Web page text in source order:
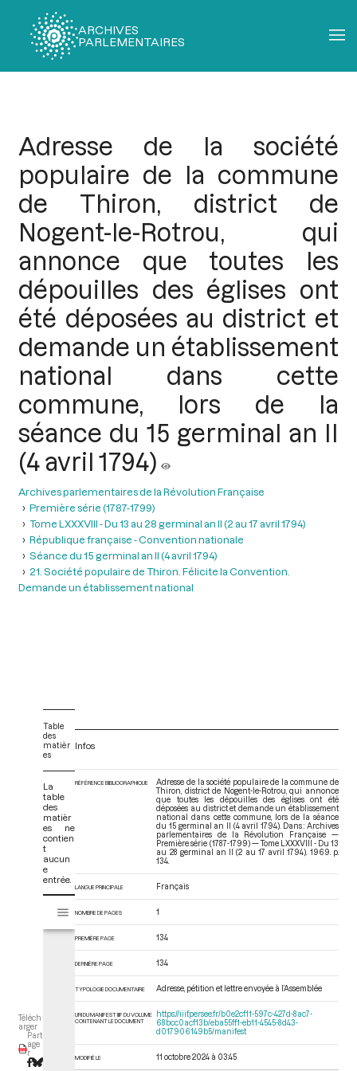
ARCHIVES
PARLEMENTAIRES
Adresse de la société
populaire de la commune
de Thiron, district de
Nogent-le-Rotrou, qui
annonce que toutes les
dépouilles des églises ont
été déposées au district et
demande un établissement
national dans cette
commune, lors de la
séance du 15 germinal an II
(4 avril 1794)
Archives parlementaires de la Révolution Française
Première série (1787-1799)
Tome LXXXVIII - Du 13 au 28 germinal an II (2 au 17 avril 1794)
République française - Convention nationale
Séance du 15 germinal an Il (4 avril 1794)
21. Société populaire de Thiron. Félicite la Convention.
Demande un établissement national
Téléch
arger
Part
age
r
Table
des
matièr
es
La
table
des
matièr
es ne
contien
t
aucun
e
entrée.
s
Tome LXXXVIII - Du 13 au 28 germinal an II (2 au 17 avril 1794)
Infos
RÉFÉRENCE BIBLIOGRAPHIQUE
Adresse de la société populaire de la commune de
Thiron, district de Nogent-le-Rotrou, qui annonce
que toutes les dépouilles des églises ont été
déposées au district et demande un établissement
national dans cette commune, lors de la séance
du 15 germinal an II (4 avril 1794). Dans : Archives
parlementaires de la Révolution Française —
Première série (1787-1799) — Tome LXXXVIII - Du 13
au 28 germinal an II (2 au 17 avril 1794) . 1969. p.
134.
LANGUE PRINCIPALE Français
NOMBRE DE PAGES 1
PREMIÈRE PAGE 134
DERNIÈRE PAGE 134
TYPOLOGIE DOCUMENTAIRE Adresse, pétition et lettre envoyée à l’Assemblée
URI DU MANIFEST IIIF DU VOLUME
CONTENANT LE DOCUMENT
https://iiif.persee.fr/b0e2cf11-597c-427d-8ac7-
68bcc0acf13b/eba55ff1-eb11-4545-8d43-
d017906149b5/manifest
MODIFIÉ LE 11 octobre 2024 à 03:45